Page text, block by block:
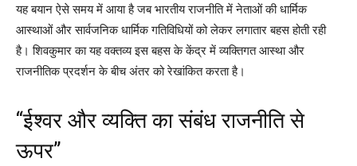
यह बयान ऐसे समय में आया है जब भारतीय राजनीति में नेताओं की धार्मिक
आस्थाओं और सार्वजनिक धार्मिक गतिविधियों को लेकर लगातार बहस होती रही
है। शिवकुमार का यह वक्तव्य इस बहस के केंद्र में व्यक्तिगत आस्था और
राजनीतिक प्रदर्शन के बीच अंतर को रेखांकित करता है।
“ईश्वर और व्यक्ति का संबंध राजनीति से
ऊपर”